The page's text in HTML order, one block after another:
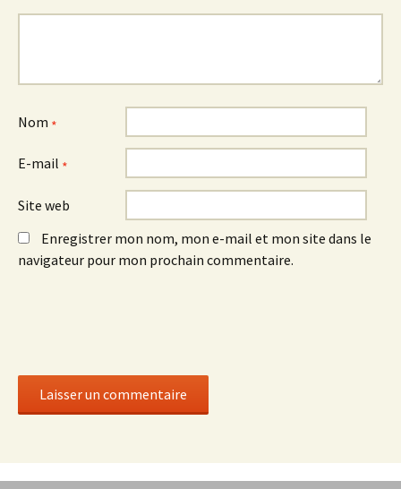
Nom *
E-mail *
Site web
Enregistrer mon nom, mon e-mail et mon site dans le
navigateur pour mon prochain commentaire.